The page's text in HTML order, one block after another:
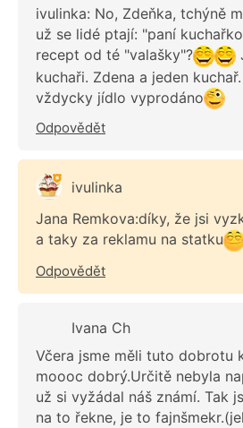
ivulinka: No, Zdeňka, tchýně
už se lidé ptají: "paní
recept od té "valašky"?
kuchaři. Zdena a jeden
vždycky jídlo vyprodáno
Odpovědět
ivulinka
Jana Remkova:díky, že jsi
a taky za reklamu na statku
Odpovědět
Ivana Ch
Včera jsme měli tuto dobrotu
moooc dobrý.Určitě nebyla
už si vyžádal náš známí. Tak
na to řekne, je to